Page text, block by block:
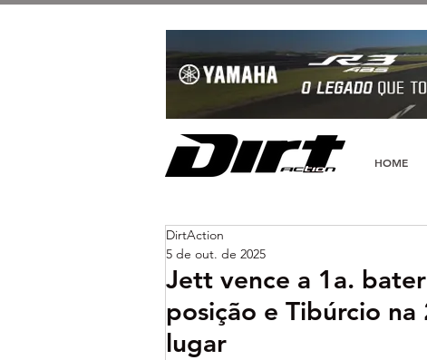
HOME
Jett vence a 1a.
posição e Tibúrcio
lugar
DirtAction
5 de out. de 2025